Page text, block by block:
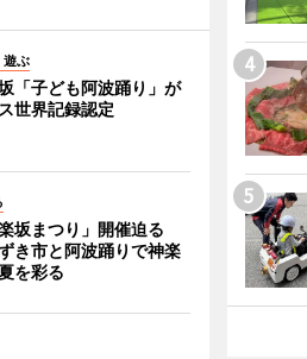
遊ぶ
「子ども阿波踊り」が
世界記録認定
楽坂まつり」開催迫る
き市と阿波踊りで神楽
を彩る